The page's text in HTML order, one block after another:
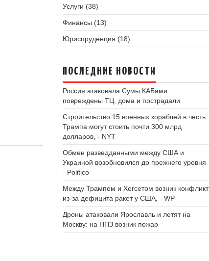
Услуги (38)
Финансы (13)
Юриспруденция (18)
ПОСЛЕДНИЕ НОВОСТИ
Россия атаковала Сумы КАБами:
повреждены ТЦ, дома и пострадали
Строительство 15 военных кораблей в честь
Трампа могут стоить почти 300 млрд
долларов, - NYT
Обмен разведданными между США и
Украиной возобновился до прежнего уровня
- Politico
Между Трампом и Хегсетом возник конфликт
из-за дефицита ракет у США, - WP
Дроны атаковали Ярославль и летят на
Москву: на НПЗ возник пожар